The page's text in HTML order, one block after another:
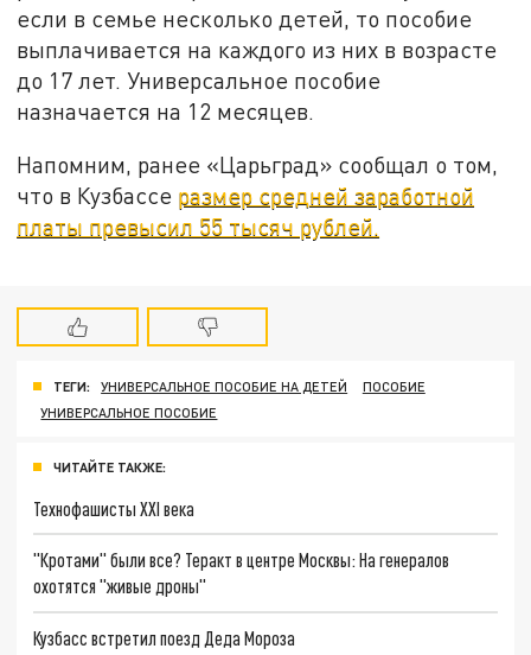
если в семье несколько детей, то пособие
выплачивается на каждого из них в возрасте
до 17 лет. Универсальное пособие
назначается на 12 месяцев.
Напомним, ранее «Царьград» сообщал о том,
что в Кузбассе размер средней заработной
платы превысил 55 тысяч рублей.
ТЕГИ: УНИВЕРСАЛЬНОЕ ПОСОБИЕ НА ДЕТЕЙ
ПОСОБИЕ
УНИВЕРСАЛЬНОЕ ПОСОБИЕ
ЧИТАЙТЕ ТАКЖЕ:
Технофашисты XXI века
"Кротами" были все? Теракт в центре Москвы: На генералов
охотятся "живые дроны"
Кузбасс встретил поезд Деда Мороза